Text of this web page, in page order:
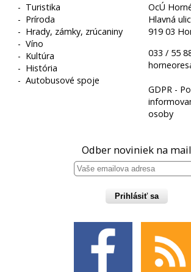
- Turistika
- Príroda
- Hrady, zámky, zrúcaniny
-Víno
- Kultúra
- História
-Autobusové spoje
OcÚ
Hlavná
919 03
033 / 55
GDPR -
osoby
Odber noviniek na mail
Prihlásiť sa